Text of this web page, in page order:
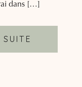
dans […]